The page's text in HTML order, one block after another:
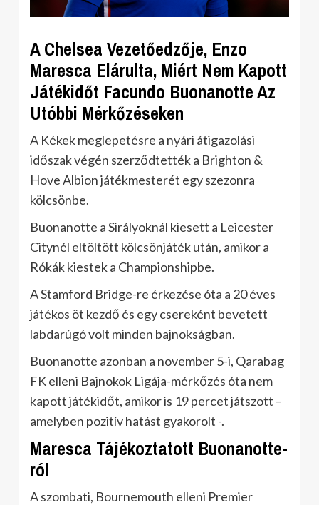
A Chelsea Vezetőedzője, Enzo
Maresca Elárulta, Miért Nem Kapott
Játékidőt Facundo Buonanotte Az
Utóbbi Mérkőzéseken
A Kékek meglepetésre a nyári átigazolási
időszak végén szerződtették a Brighton &
Hove Albion játékmesterét egy szezonra
kölcsönbe.
Buonanotte a Sirályoknál kiesett a Leicester
Citynél eltöltött kölcsönjáték után, amikor a
Rókák kiestek a Championshipbe.
A Stamford Bridge-re érkezése óta a 20 éves
játékos öt kezdő és egy csereként bevetett
labdarúgó volt minden bajnokságban.
Buonanotte azonban a november 5-i, Qarabag
FK elleni Bajnokok Ligája-mérkőzés óta nem
kapott játékidőt, amikor is 19 percet játszott –
amelyben pozitív hatást gyakorolt -.
Maresca Tájékoztatott Buonanotte-
ról
A szombati, Bournemouth elleni Premier